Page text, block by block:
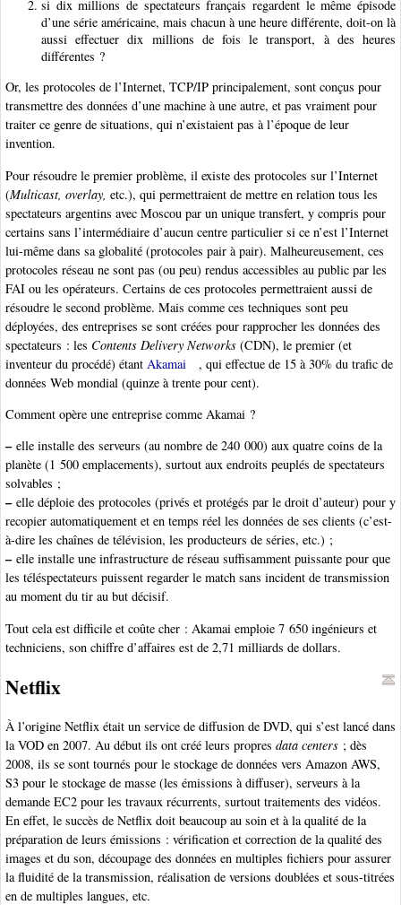
si dix millions de spectateurs français regardent le même épisode
d’une série américaine, mais chacun à une heure différente, doit-on là
aussi effectuer dix millions de fois le transport, à des heures
différentes ?
Or, les protocoles de l’Internet, TCP/IP principalement, sont conçus pour
transmettre des données d’une machine à une autre, et pas vraiment pour
traiter ce genre de situations, qui n’existaient pas à l’époque de leur
invention.
Pour résoudre le premier problème, il existe des protocoles sur l’Internet
(Multicast, overlay, etc.), qui permettraient de mettre en relation tous les
spectateurs argentins avec Moscou par un unique transfert, y compris pour
certains sans l’intermédiaire d’aucun centre particulier si ce n’est l’Internet
lui-même dans sa globalité (protocoles pair à pair). Malheureusement, ces
protocoles réseau ne sont pas (ou peu) rendus accessibles au public par les
FAI ou les opérateurs. Certains de ces protocoles permettraient aussi de
résoudre le second problème. Mais comme ces techniques sont peu
déployées, des entreprises se sont créées pour rapprocher les données des
spectateurs : les Contents Delivery Networks (CDN), le premier (et
inventeur du procédé) étant Akamai
, qui effectue de 15 à 30% du trafic de
données Web mondial (quinze à trente pour cent).
Comment opère une entreprise comme Akamai ?
–elle installe des serveurs (au nombre de 240 000) aux quatre coins de la
planète (1 500 emplacements), surtout aux endroits peuplés de spectateurs
solvables ;
–elle déploie des protocoles (privés et protégés par le droit d’auteur) pour y
recopier automatiquement et en temps réel les données de ses clients (c’est-
à-dire les chaînes de télévision, les producteurs de séries, etc.) ;
–elle installe une infrastructure de réseau suffisamment puissante pour que
les téléspectateurs puissent regarder le match sans incident de transmission
au moment du tir au but décisif.
Tout cela est difficile et coûte cher : Akamai emploie 7 650 ingénieurs et
techniciens, son chiffre d’affaires est de 2,71 milliards de dollars.
Netflix
À l’origine Netflix était un service de diffusion de DVD, qui s’est lancé dans
la VOD en 2007. Au début ils ont créé leurs propres data centers ; dès
2008, ils se sont tournés pour le stockage de données vers Amazon AWS,
S3 pour le stockage de masse (les émissions à diffuser), serveurs à la
demande EC2 pour les travaux récurrents, surtout traitements des vidéos.
En effet, le succès de Netflix doit beaucoup au soin et à la qualité de la
préparation de leurs émissions : vérification et correction de la qualité des
images et du son, découpage des données en multiples fichiers pour assurer
la fluidité de la transmission, réalisation de versions doublées et sous-titrées
en de multiples langues, etc.